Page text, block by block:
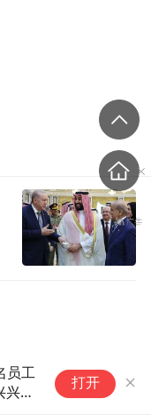
员工
部
东睦股份：
设新科技项
打开